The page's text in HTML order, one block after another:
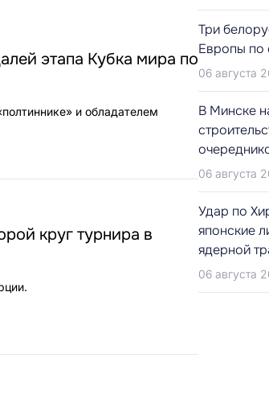
этапа Кубка мира по
и обладателем
круг турнира в
Три
Европы по
06 августа
В Минске
06 августа
Удар по
японские
ядерной
06 августа